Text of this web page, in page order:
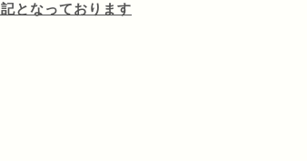
となっております